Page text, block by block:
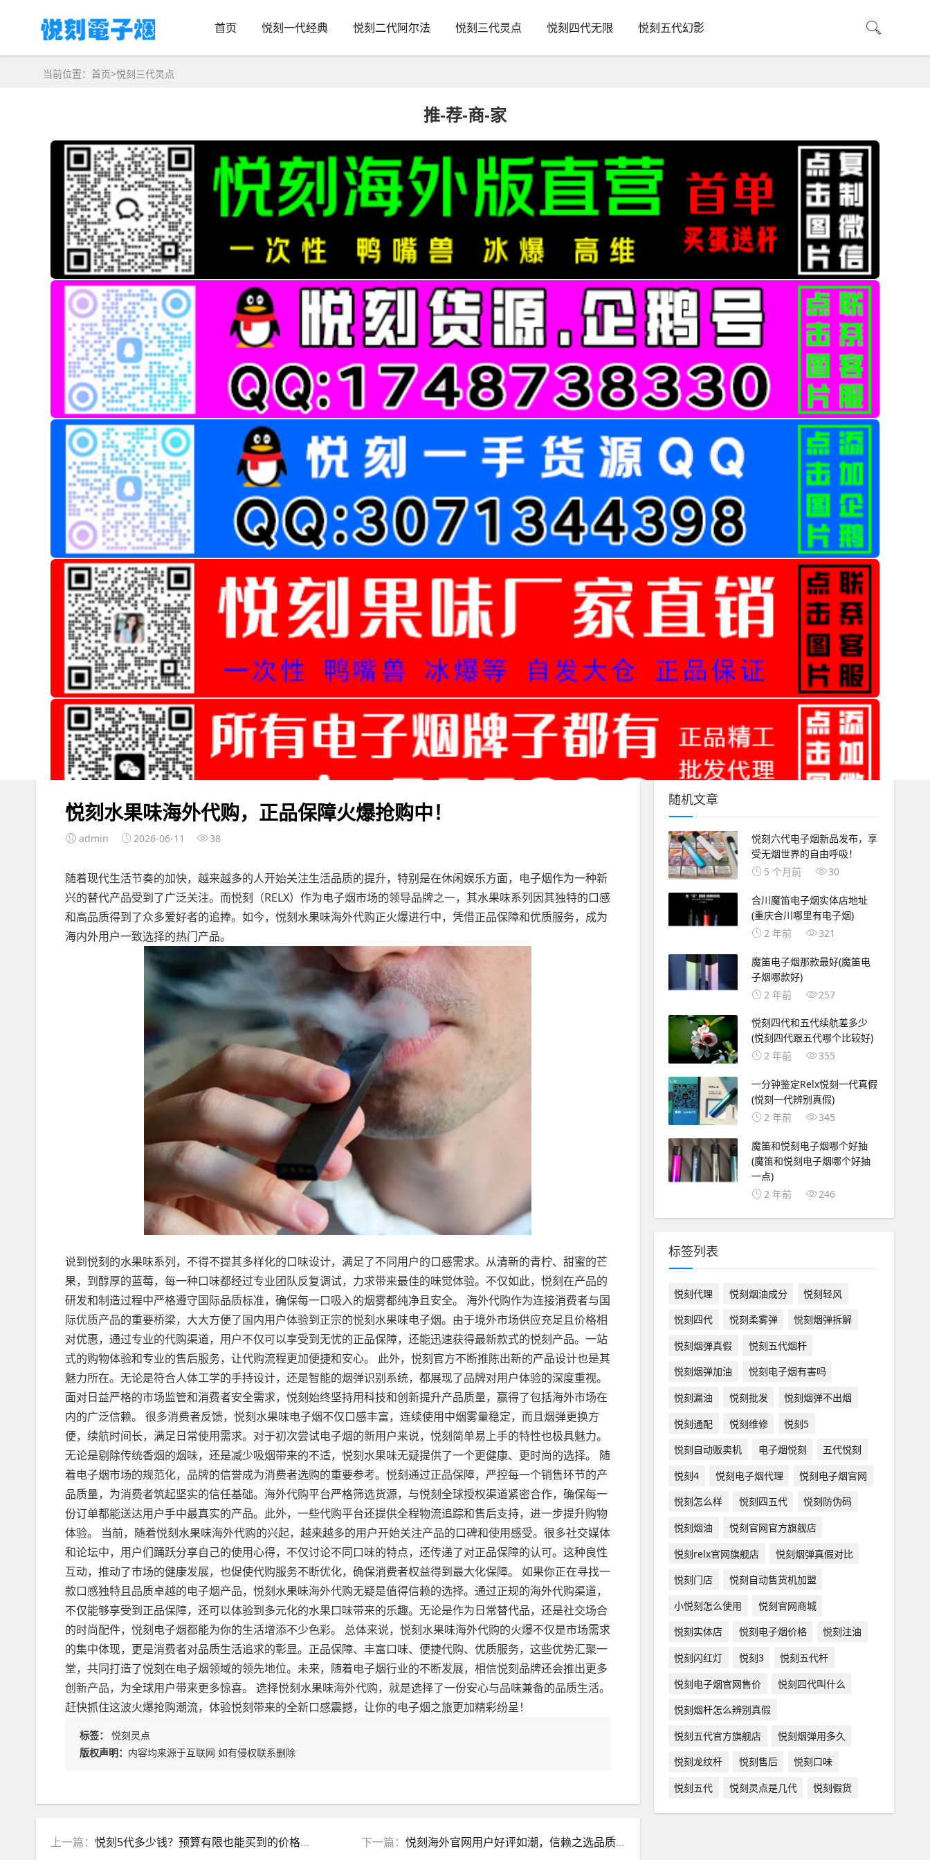
首页 悦刻一代经典 悦刻二代阿尔法 悦刻三代灵点 悦刻四代无限 悦刻五代幻影
当前位置： 首页>悦刻三代灵点
悦刻水果味海外代购，正品保障火爆抢购中！
admin 2026-06-11 38
随着现代生活节奏的加快，越来越多的人开始关注生活品质的提升，特别是在休闲娱乐方面，电子烟作为一种新
兴的替代产品受到了广泛关注。而悦刻（RELX）作为电子烟市场的领导品牌之一，其水果味系列因其独特的口感
和高品质得到了众多爱好者的追捧。如今，悦刻水果味海外代购正火爆进行中，凭借正品保障和优质服务，成为
海内外用户一致选择的热门产品。
说到悦刻的水果味系列，不得不提其多样化的口味设计，满足了不同用户的口感需求。从清新的青柠、甜蜜的芒
果，到醇厚的蓝莓，每一种口味都经过专业团队反复调试，力求带来最佳的味觉体验。不仅如此，悦刻在产品的
研发和制造过程中严格遵守国际品质标准，确保每一口吸入的烟雾都纯净且安全。 海外代购作为连接消费者与国
际优质产品的重要桥梁，大大方便了国内用户体验到正宗的悦刻水果味电子烟。由于境外市场供应充足且价格相
对优惠，通过专业的代购渠道，用户不仅可以享受到无忧的正品保障，还能迅速获得最新款式的悦刻产品。一站
式的购物体验和专业的售后服务，让代购流程更加便捷和安心。 此外，悦刻官方不断推陈出新的产品设计也是其
魅力所在。无论是符合人体工学的手持设计，还是智能的烟弹识别系统，都展现了品牌对用户体验的深度重视。
面对日益严格的市场监管和消费者安全需求，悦刻始终坚持用科技和创新提升产品质量，赢得了包括海外市场在
内的广泛信赖。 很多消费者反馈，悦刻水果味电子烟不仅口感丰富，连续使用中烟雾量稳定，而且烟弹更换方
便，续航时间长，满足日常使用需求。对于初次尝试电子烟的新用户来说，悦刻简单易上手的特性也极具魅力。
无论是剔除传统香烟的烟味，还是减少吸烟带来的不适，悦刻水果味无疑提供了一个更健康、更时尚的选择。 随
着电子烟市场的规范化，品牌的信誉成为消费者选购的重要参考。悦刻通过正品保障，严控每一个销售环节的产
品质量，为消费者筑起坚实的信任基础。海外代购平台严格筛选货源，与悦刻全球授权渠道紧密合作，确保每一
份订单都能送达用户手中最真实的产品。此外，一些代购平台还提供全程物流追踪和售后支持，进一步提升购物
体验。 当前，随着悦刻水果味海外代购的兴起，越来越多的用户开始关注产品的口碑和使用感受。很多社交媒体
和论坛中，用户们踊跃分享自己的使用心得，不仅讨论不同口味的特点，还传递了对正品保障的认可。这种良性
互动，推动了市场的健康发展，也促使代购服务不断优化，确保消费者权益得到最大化保障。 如果你正在寻找一
款口感独特且品质卓越的电子烟产品，悦刻水果味海外代购无疑是值得信赖的选择。通过正规的海外代购渠道，
不仅能够享受到正品保障，还可以体验到多元化的水果口味带来的乐趣。无论是作为日常替代品，还是社交场合
的时尚配件，悦刻电子烟都能为你的生活增添不少色彩。 总体来说，悦刻水果味海外代购的火爆不仅是市场需求
的集中体现，更是消费者对品质生活追求的彰显。正品保障、丰富口味、便捷代购、优质服务，这些优势汇聚一
堂，共同打造了悦刻在电子烟领域的领先地位。未来，随着电子烟行业的不断发展，相信悦刻品牌还会推出更多
创新产品，为全球用户带来更多惊喜。 选择悦刻水果味海外代购，就是选择了一份安心与品味兼备的品质生活。
赶快抓住这波火爆抢购潮流，体验悦刻带来的全新口感震撼，让你的电子烟之旅更加精彩纷呈！
标签：
悦刻灵点
版权声明： 内容均来源于互联网 如有侵权联系删除
上一篇： 悦刻5代多少钱？预算有限也能买到的价格范围 下一篇： 悦刻海外官网用户好评如潮，信赖之选品质保障
随机文章
悦刻六代电子烟新品发布，享
受无烟世界的自由呼吸！
5 个月前
30
合川魔笛电子烟实体店地址
(重庆合川哪里有电子烟)
2 年前
321
魔笛电子烟那款最好(魔笛电
子烟哪款好)
2 年前
257
悦刻四代和五代续航差多少
(悦刻四代跟五代哪个比较好)
2 年前
355
一分钟鉴定Relx悦刻一代真假
(悦刻一代辨别真假)
2 年前
345
魔笛和悦刻电子烟哪个好抽
(魔笛和悦刻电子烟哪个好抽
一点)
2 年前
246
标签列表
悦刻代理 悦刻烟油成分
悦刻轻风
悦刻四代
悦刻柔雾弹
悦刻烟弹拆解
悦刻烟弹真假
悦刻五代烟杆
悦刻烟弹加油
悦刻电子烟有害吗
悦刻漏油
悦刻批发
悦刻烟弹不出烟
悦刻通配
悦刻维修
悦刻5
悦刻自动贩卖机
电子烟悦刻
五代悦刻
悦刻4
悦刻电子烟代理
悦刻电子烟官网
悦刻怎么样
悦刻四五代
悦刻防伪码
悦刻烟油
悦刻官网官方旗舰店
悦刻relx官网旗舰店
悦刻烟弹真假对比
悦刻门店
悦刻自动售货机加盟
小悦刻怎么使用
悦刻官网商城
悦刻实体店
悦刻电子烟价格
悦刻注油
悦刻闪红灯
悦刻3
悦刻五代杆
悦刻电子烟官网售价
悦刻四代叫什么
悦刻烟杆怎么辨别真假
悦刻五代官方旗舰店
悦刻烟弹用多久
悦刻龙纹杆
悦刻售后
悦刻口味
悦刻五代
悦刻灵点是几代 悦刻假货